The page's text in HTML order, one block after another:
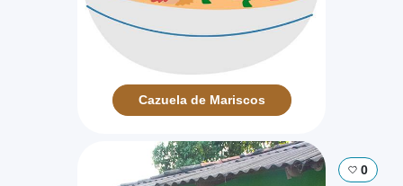
Cazuela de Mariscos
0